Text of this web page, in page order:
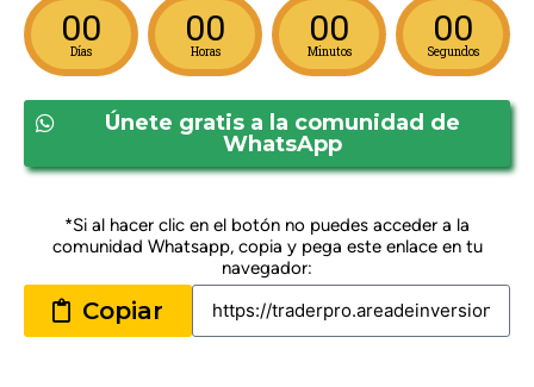
00
Días
00
Horas
00
Minutos
00
Segundos
Únete gratis a la comunidad de
WhatsApp
*Si al hacer clic en el botón no puedes acceder a la
comunidad Whatsapp, copia y pega este enlace en tu
navegador:
Copiar